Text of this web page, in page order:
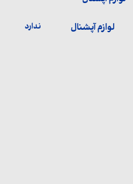
لوازم آپشنال ندارد